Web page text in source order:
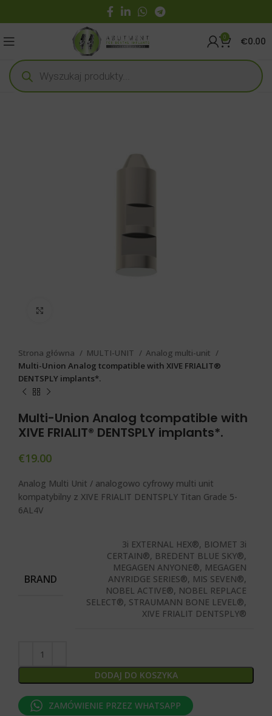
0 €0.00
Strona główna MULTI-UNIT
Analog multi-unit
Multi-Union Analog tcompatible with XIVE FRIALIT®
DENTSPLY implants*.
Multi-Union Analog tcompatible with
XIVE FRIALIT® DENTSPLY implants*.
€19.00
Analog Multi Unit / analogowo cyfrowy multi unit
kompatybilny z XIVE FRIALIT DENTSPLY Titan Grade 5-
6AL4V
BRAND
3i EXTERNAL HEX®, BIOMET 3i
CERTAIN®, BREDENT BLUE SKY®,
MEGAGEN ANYONE®, MEGAGEN
ANYRIDGE SERIES®, MIS SEVEN®,
NOBEL ACTIVE®, NOBEL REPLACE
SELECT®, STRAUMANN BONE LEVEL®,
XIVE FRIALIT DENTSPLY®
DODAJ DO KOSZYKA
ZAMÓWIENIE PRZEZ WHATSAPP